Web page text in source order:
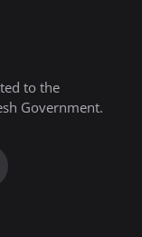
to the
Government.